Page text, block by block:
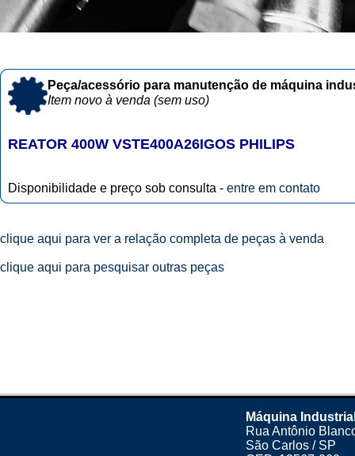
Peça/acessório para manutenção de máquina
Item novo à venda (sem uso)
REATOR 400W VSTE400A26IGOS PHILIPS
Disponibilidade e preço sob consulta - entre em contato
clique aqui para ver a relação completa de peças à venda
clique aqui para pesquisar outras peças
Máquina
Rua Antônio
São Carlos / SP